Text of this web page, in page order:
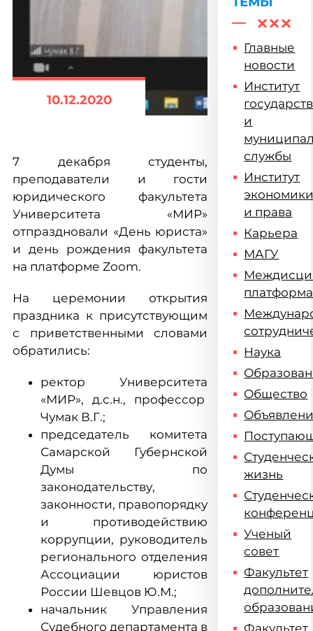
10.12.2020
7 декабря студенты,
преподаватели и гости
юридического факультета
Университета «МИР»
отпраздновали «День юриста»
и день рождения факультета
на платформе Zoom.
На церемонии открытия
праздника к присутствующим
с приветственными словами
обратились:
ректор Университета
«МИР», д.с.н., профессор
Чумак В.Г.;
председатель комитета
Самарской Губернской
Думы по
законодательству,
законности, правопорядку
и противодействию
коррупции, руководитель
регионального отделения
Ассоциации юристов
России Шевцов Ю.М.;
начальник Управления
Судебного департамента в
Главные
новости
Институт
и
службы
Институт
и права
Карьера
МАГУ
платформа
Наука
Общество
жизнь
Ученый
совет
Факультет
Факультет